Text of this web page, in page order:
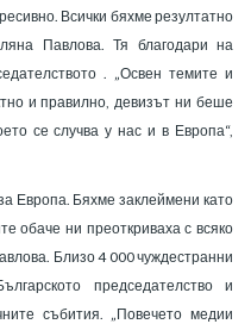
Всички бяхме резултатно
Павлова. Тя благодари на
. „Освен темите и
и правилно, девизът ни беше
се случва у нас и в Европа“,
Европа. Бяхме заклеймени като
обаче ни преоткриваха с всяко
Близо 4 000 чуждестранни
председателство и
събития. „Повечето медии